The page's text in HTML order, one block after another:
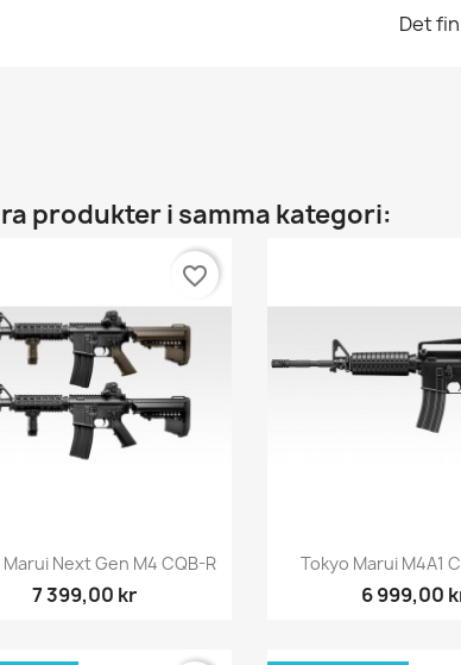
Det
produkter i samma kategori:
Snabbvy
Next Gen M4 CQB-R
7 399,00 kr
favorite_border

Tokyo Marui M4A1
6 999,00